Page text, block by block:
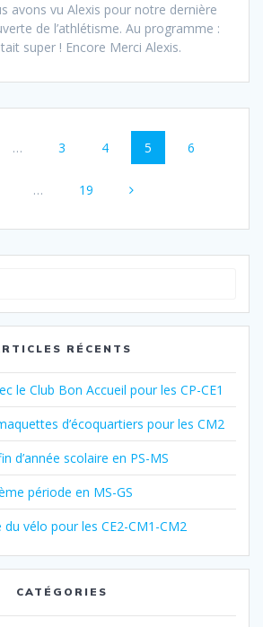
avons vu Alexis pour notre dernière
de l’athlétisme. Au programme :
super ! Encore Merci Alexis.
… Page
3 Page
4 Page
5 Page
6
… Page
19
:
RÉCENTS
le Club Bon Accueil pour les CP-CE1
d’écoquartiers pour les CM2
d’année scolaire en PS-MS
période en MS-GS
du vélo pour les CE2-CM1-CM2
CATÉGORIES